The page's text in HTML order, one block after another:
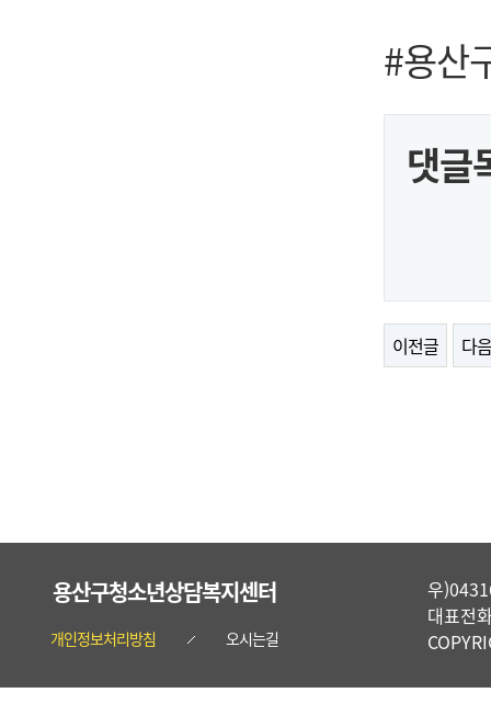
#용산
댓글
이전글 다
용산구청소년상담복지센터
개인정보처리방침 오시는길
우
대표전